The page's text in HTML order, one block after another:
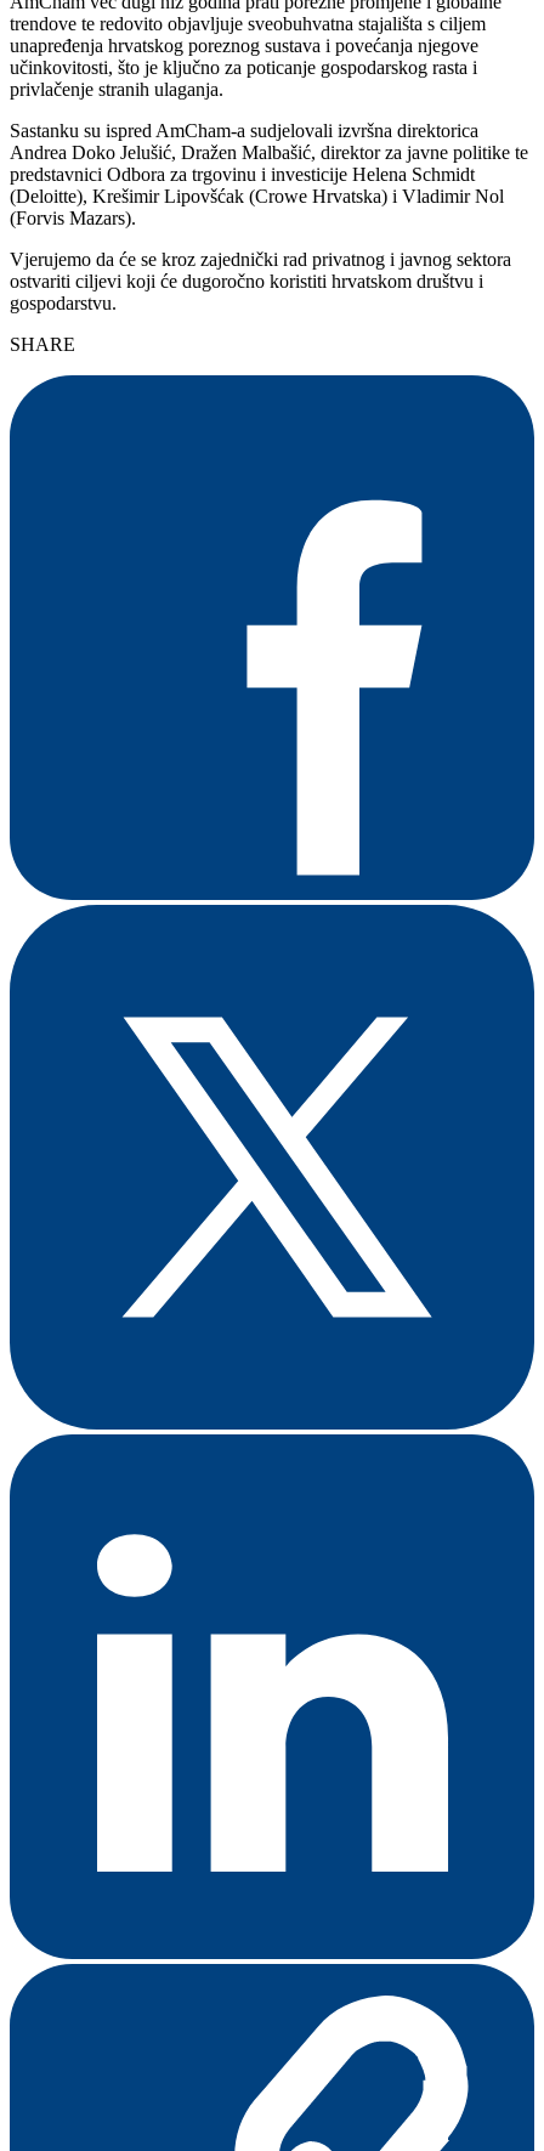
trendove te redovito objavljuje sveobuhvatna stajališta s ciljem
unapređenja hrvatskog poreznog sustava i povećanja njegove
učinkovitosti, što je ključno za poticanje gospodarskog rasta i
privlačenje stranih ulaganja.
Sastanku su ispred AmCham-a sudjelovali izvršna direktorica
Andrea Doko Jelušić, Dražen Malbašić, direktor za javne politike te
predstavnici Odbora za trgovinu i investicije Helena Schmidt
(Deloitte), Krešimir Lipovšćak (Crowe Hrvatska) i Vladimir Nol
(Forvis Mazars).
Vjerujemo da će se kroz zajednički rad privatnog i javnog sektora
ostvariti ciljevi koji će dugoročno koristiti hrvatskom društvu i
gospodarstvu.
SHARE